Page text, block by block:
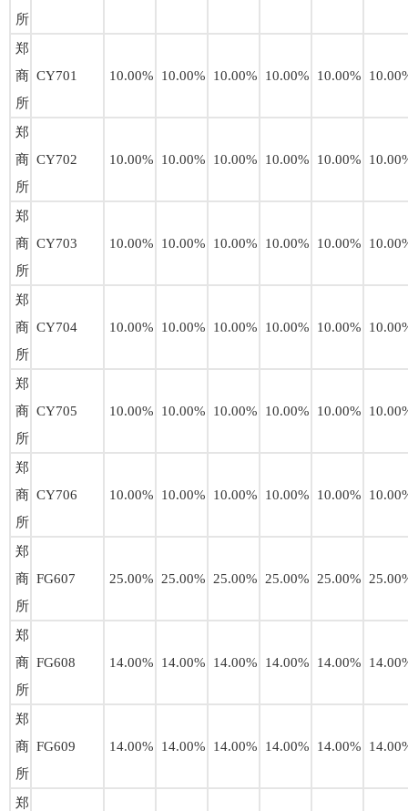
所
郑
商
所
CY701 10.00% 10.00% 10.00% 10.00% 10.00%
郑
商
所
CY702 10.00% 10.00% 10.00% 10.00% 10.00%
郑
商
所
CY703 10.00% 10.00% 10.00% 10.00% 10.00%
郑
商
所
CY704 10.00% 10.00% 10.00% 10.00% 10.00%
郑
商
所
CY705 10.00% 10.00% 10.00% 10.00% 10.00%
郑
商
所
CY706 10.00% 10.00% 10.00% 10.00% 10.00%
郑
商
所
FG607 25.00% 25.00% 25.00% 25.00% 25.00%
郑
商
所
FG608 14.00% 14.00% 14.00% 14.00% 14.00%
郑
商
所
FG609 14.00% 14.00% 14.00% 14.00% 14.00%
郑